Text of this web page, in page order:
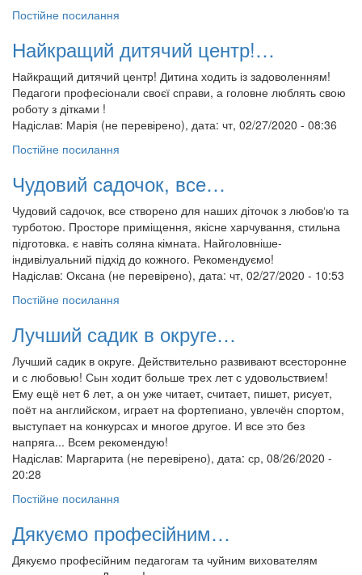
Постійне посилання
Найкращий дитячий центр!…
Найкращий дитячий центр! Дитина ходить із задоволенням!
Педагоги професіонали своєї справи, а головне люблять свою
роботу з дітками !
Надіслав: Марія (не перевірено), дата: чт, 02/27/2020 - 08:36
Постійне посилання
Чудовий садочок, все…
Чудовий садочок, все створено для наших діточок з любов‘ю та
турботою. Просторе приміщення, якісне харчування, стильна
підготовка. є навіть соляна кімната. Найголовніше-
індивілуальний підхід до кожного. Рекомендуємо!
Надіслав: Оксана (не перевірено), дата: чт, 02/27/2020 - 10:53
Постійне посилання
Лучший садик в округе…
Лучший садик в округе. Действительно развивают всесторонне
и с любовью! Сын ходит больше трех лет с удовольствием!
Ему ещё нет 6 лет, а он уже читает, считает, пишет, рисует,
поёт на английском, играет на фортепиано, увлечён спортом,
выступает на конкурсах и многое другое. И все это без
напряга... Всем рекомендую!
Надіслав: Маргарита (не перевірено), дата: ср, 08/26/2020 -
20:28
Постійне посилання
Дякуємо професійним…
Дякуємо професійним педагогам та чуйним вихователям